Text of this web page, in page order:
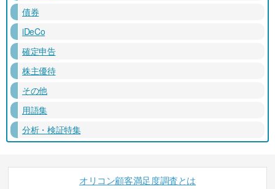
債券
iDeCo
確定申告
株主優待
その他
用語集
分析・検証特集
オリコン顧客満足度調査とは